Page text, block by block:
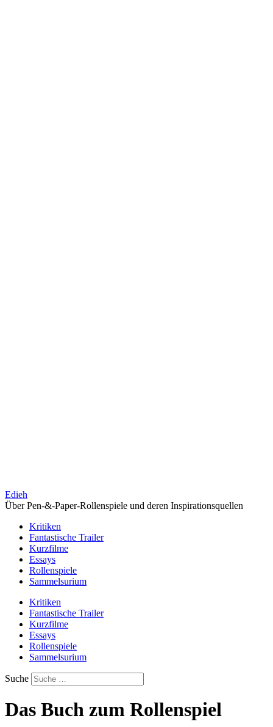
Edieh
Über Pen-&-Paper-Rollenspiele und deren Inspirationsquellen
Kritiken
Fantastische Trailer
Kurzfilme
Essays
Rollenspiele
Sammelsurium
Kritiken
Fantastische Trailer
Kurzfilme
Essays
Rollenspiele
Sammelsurium
Suche
Das Buch zum Rollenspiel